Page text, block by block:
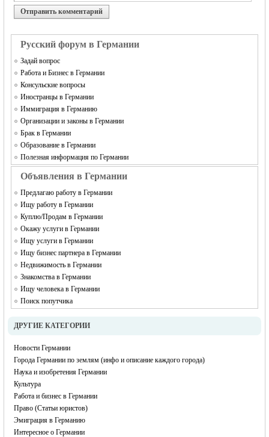
Отправить комментарий
Русский форум в Германии
Задай вопрос
Работа и Бизнес в Германии
Консульские вопросы
Иностранцы в Германии
Иммиграция в Германию
Организации и законы в Германии
Брак в Германии
Образование в Германии
Полезная информация по Германии
Объявления в Германии
Предлагаю работу в Германии
Ищу работу в Германии
Куплю/Продам в Германии
Окажу услуги в Германии
Ищу услуги в Германии
Ищу бизнес партнера в Германии
Недвижимость в Германии
Знакомства в Германии
Ищу человека в Германии
Поиск попутчика
ДРУГИЕ КАТЕГОРИИ
Новости Германии
Города Германии по землям (инфо и описание каждого города)
Наука и изобретения Германии
Культура
Работа и бизнес в Германии
Право (Статьи юристов)
Эмиграция в Германию
Интересное о Германии